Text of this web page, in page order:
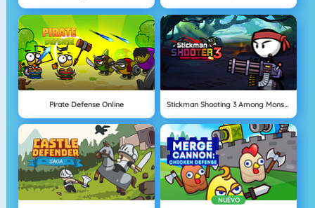
Pirate Defense Online Stickman Shooting 3 Among Monsters
NUEVO